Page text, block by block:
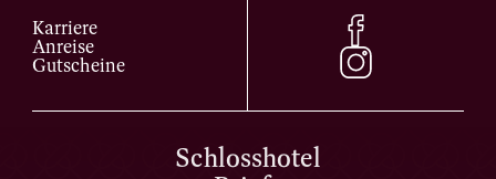
Wo findet man aktuelle Informationen zu Pisten?
Kitzbühel
Tourismus.
Karriere
Anreise
Gutscheine
Schlosshotel